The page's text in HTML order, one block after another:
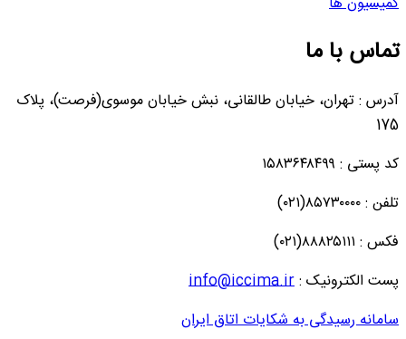
تماس با ما
آدرس : تهران، خیابان طالقانی، نبش خیابان موسوی(فرصت)، پلاک
175
کد پستی : ۱۵۸۳۶۴۸۴۹۹
تلفن : ۸۵۷۳۰۰۰۰(۰۲۱)
فکس : ۸۸۸۲۵۱۱۱(۰۲۱)
پست الکترونیک :info@iccima.ir
سامانه رسیدگی به شکایات اتاق ایران